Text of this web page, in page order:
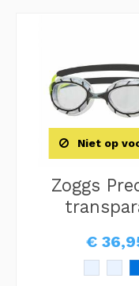
Niet op
Zoggs
€